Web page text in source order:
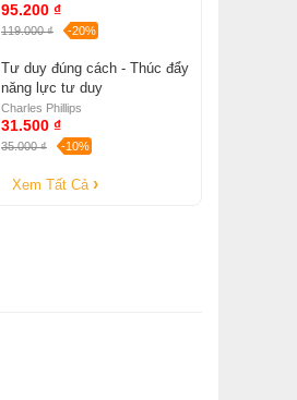
95.200 ₫
119.000 ₫ -20%
Tư duy đúng cách - Thúc đẩy
năng lực tư duy
Charles Phillips
31.500 ₫
35.000 ₫ -10%
Xem Tất Cả